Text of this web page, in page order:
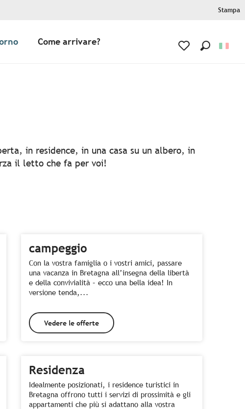
Stampa
Come arrivare?
in residence, in una casa su un albero, in
il letto che fa per voi!
campeggio
Con la vostra famiglia o i vostri amici, passare
una vacanza in Bretagna all’insegna della libertà
e della convivialità – ecco una bella idea! In
versione tenda,...
Vedere le offerte
Residenza
Idealmente posizionati, i residence turistici in
Bretagna offrono tutti i servizi di prossimità e gli
appartamenti che più si adattano alla vostra